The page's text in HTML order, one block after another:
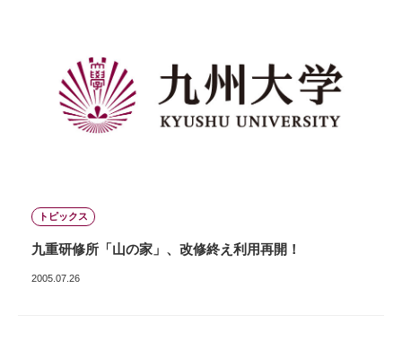
トピックス
九重研修所「山の家」、改修終え利用再開！
2005.07.26